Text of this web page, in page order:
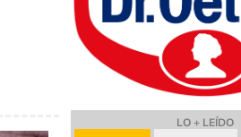
LO + LEÍDO